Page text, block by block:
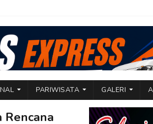
PARIWISATA GALERI
Rencana